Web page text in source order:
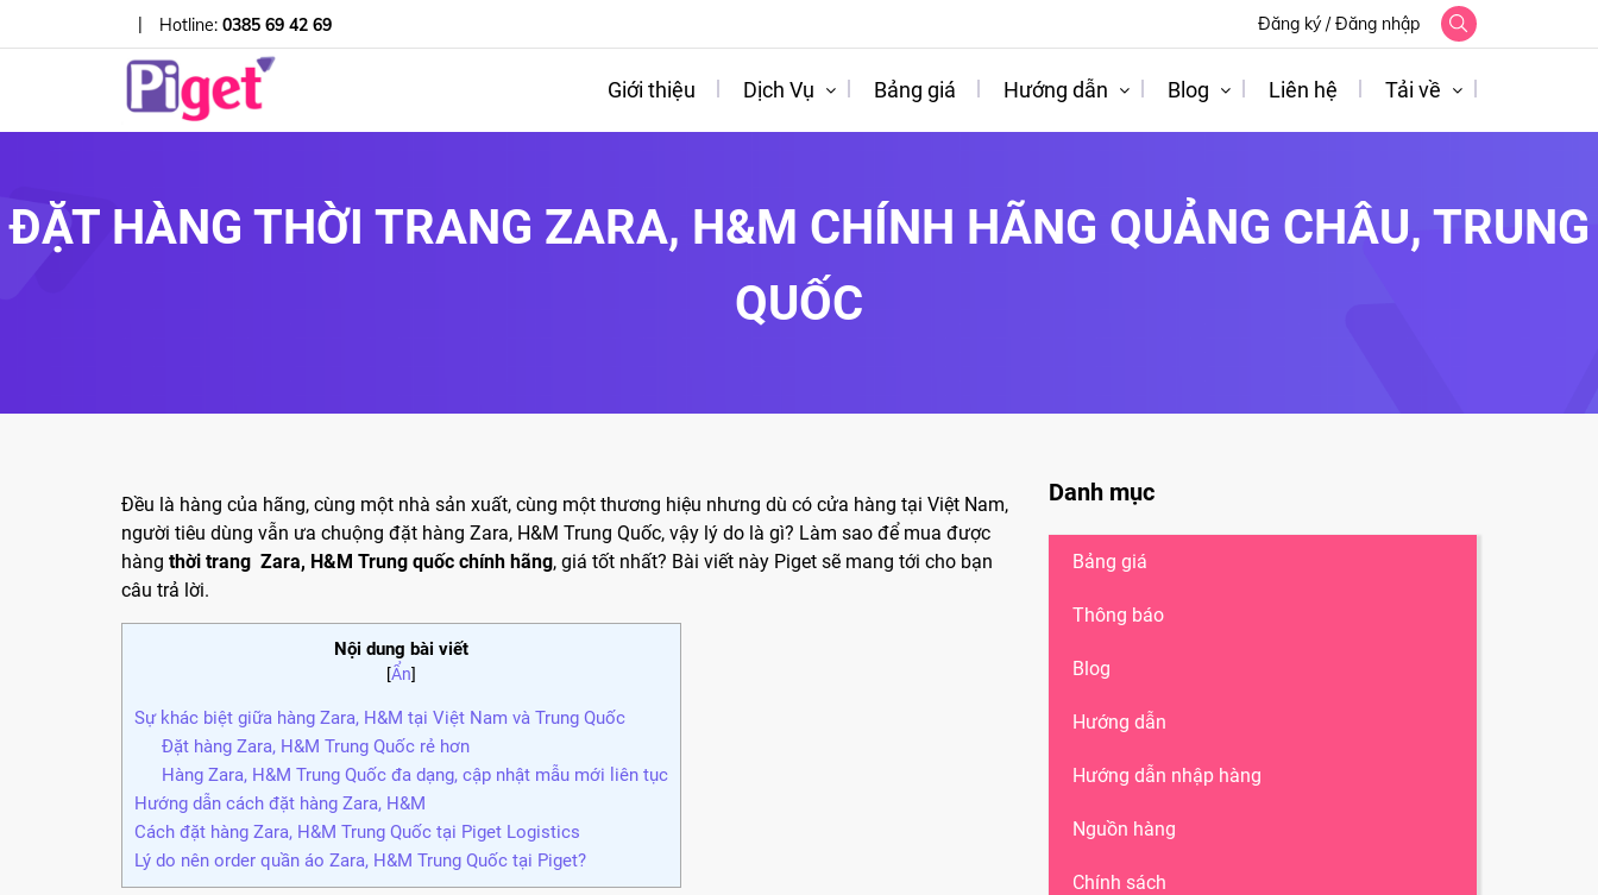
| Hotline: 0385 69 42 69 Đăng ký /Đăng nhập
Giới thiệu Dịch Vụ Bảng giá Hướng dẫn Blog Liên hệ Tải về
ĐẶT HÀNG THỜI TRANG ZARA, H&M CHÍNH HÃNG QUẢNG CHÂU, TRUNG
QUỐC
Đều là hàng của hãng, cùng một nhà sản xuất, cùng một thương hiệu nhưng dù có cửa hàng tại Việt Nam,
người tiêu dùng vẫn ưa chuộng đặt hàng Zara, H&M Trung Quốc, vậy lý do là gì? Làm sao để mua được
hàng thời trang Zara, H&M Trung quốc chính hãng, giá tốt nhất? Bài viết này Piget sẽ mang tới cho bạn
câu trả lời.
Nội dung bài viết
[Ẩn]
Sự khác biệt giữa hàng Zara, H&M tại Việt Nam và Trung Quốc
Đặt hàng Zara, H&M Trung Quốc rẻ hơn
Hàng Zara, H&M Trung Quốc đa dạng, cập nhật mẫu mới liên tục
Hướng dẫn cách đặt hàng Zara, H&M
Cách đặt hàng Zara, H&M Trung Quốc tại Piget Logistics
Lý do nên order quần áo Zara, H&M Trung Quốc tại Piget?
Danh mục
Bảng giá
Thông báo
Blog
Hướng dẫn
Hướng dẫn nhập hàng
Nguồn hàng
Chính sách